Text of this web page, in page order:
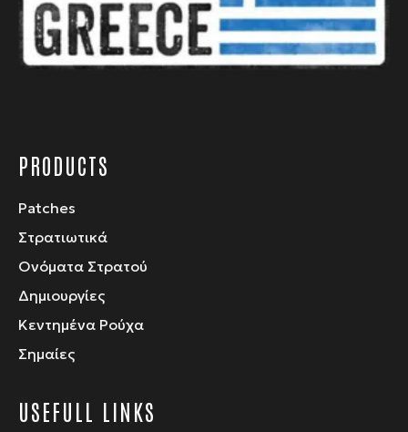
PRODUCTS
Patches
Στρατιωτικά
Ονόματα Στρατού
Δημιουργίες
Κεντημένα Ρούχα
Σημαίες
USEFULL LINKS